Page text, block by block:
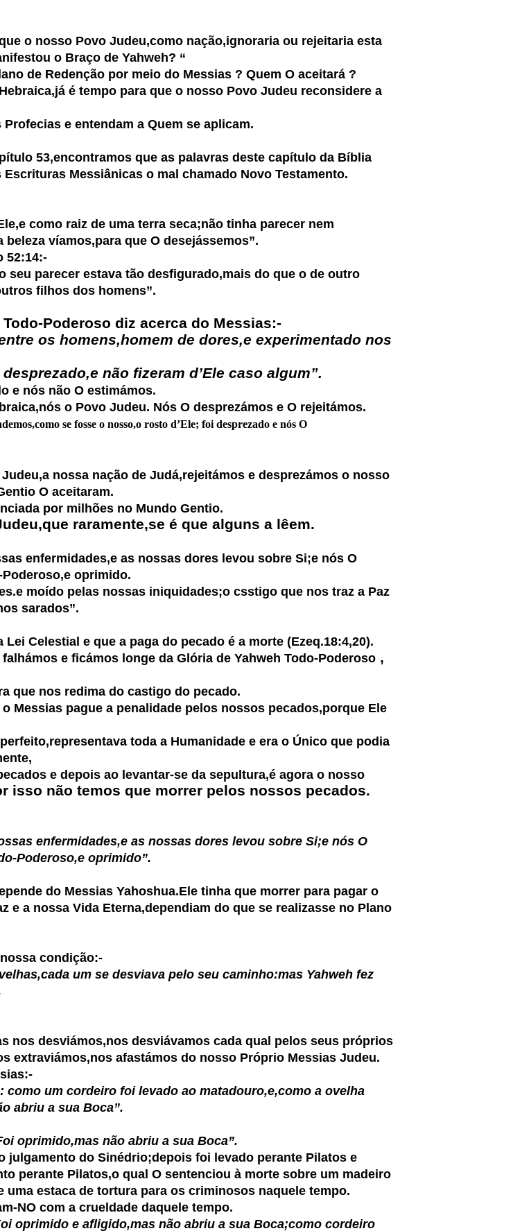
o nosso Povo Judeu,como nação,ignoraria ou rejeitaria esta
o Braço de Yahweh? “
de Redenção por meio do Messias ? Quem O aceitará ?
é tempo para que o nosso Povo Judeu reconsidere a
e entendam a Quem se aplicam.
53,encontramos que as palavras deste capítulo da Bíblia
Escrituras Messiânicas o mal chamado Novo Testamento.
como raiz de uma terra seca;não tinha parecer nem
víamos,para que O desejássemos”.
52:14:-
seu parecer estava tão desfigurado,mais do que o de outro
filhos dos homens”.
Poderoso diz acerca do Messias:-
os homens,homem de dores,e experimentado nos
não fizeram d’Ele caso algum”.
e nós não O estimámos.
o Povo Judeu. Nós O desprezámos e O rejeitámos.
se fosse o nosso,o rosto d’Ele; foi desprezado e nós O
nossa nação de Judá,rejeitámos e desprezámos o nosso
O aceitaram.
por milhões no Mundo Gentio.
raramente,se é que alguns a lêem.
enfermidades,e as nossas dores levou sobre Si;e nós O
oprimido.
moído pelas nossas iniquidades;o csstigo que nos traz a Paz
sarados”.
Celestial e que a paga do pecado é a morte (Ezeq.18:4,20).
e ficámos longe da Glória de Yahweh Todo-Poderoso ,
que nos redima do castigo do pecado.
Messias pague a penalidade pelos nossos pecados,porque Ele
toda a Humanidade e era o Único que podia
e depois ao levantar-se da sepultura,é agora o nosso
isso não temos que morrer pelos nossos pecados.
enfermidades,e as nossas dores levou sobre Si;e nós O
oprimido”.
do Messias Yahoshua.Ele tinha que morrer para pagar o
a nossa Vida Eterna,dependiam do que se realizasse no Plano
condição:-
um se desviava pelo seu caminho:mas Yahweh fez
nos desviámos,nos desviávamos cada qual pelos seus próprios
afastámos do nosso Próprio Messias Judeu.
como um cordeiro foi levado ao matadouro,e,como a ovelha
a sua Boca”.
oprimido,mas não abriu a sua Boca”.
do Sinédrio;depois foi levado perante Pilatos e
perante Pilatos,o qual O sentenciou à morte sobre um madeiro
uma estaca de tortura para os criminosos naquele tempo.
com a crueldade daquele tempo.
oprimido e afligido,mas não abriu a sua Boca;como cordeiro